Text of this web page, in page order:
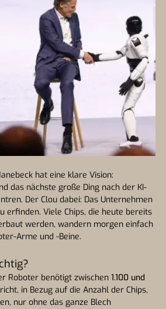
hat eine klare Vision:
das nächste große Ding nach der KI-
Der Clou dabei: Das Unternehmen
erfinden. Viele Chips, die heute bereits
werden, wandern morgen einfach
Arme und -Beine.
Roboter benötigt zwischen 1.100 und
in Bezug auf die Anzahl der Chips,
nur ohne das ganze Blech